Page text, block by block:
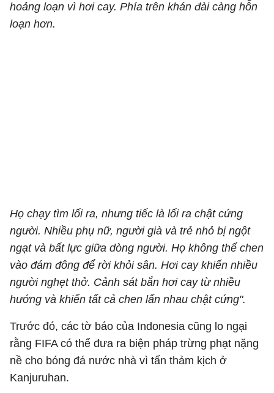
hoảng loạn vì hơi cay. Phía trên khán đài càng hỗn
loạn hơn.
Họ chạy tìm lối ra, nhưng tiếc là lối ra chật cứng
người. Nhiều phụ nữ, người già và trẻ nhỏ bị ngột
ngạt và bất lực giữa dòng người. Họ không thể chen
vào đám đông để rời khỏi sân. Hơi cay khiến nhiều
người nghẹt thở. Cảnh sát bắn hơi cay từ nhiều
hướng và khiến tất cả chen lấn nhau chật cứng".
Trước đó, các tờ báo của Indonesia cũng lo ngại
rằng FIFA có thể đưa ra biện pháp trừng phạt nặng
nề cho bóng đá nước nhà vì tấn thảm kịch ở
Kanjuruhan.